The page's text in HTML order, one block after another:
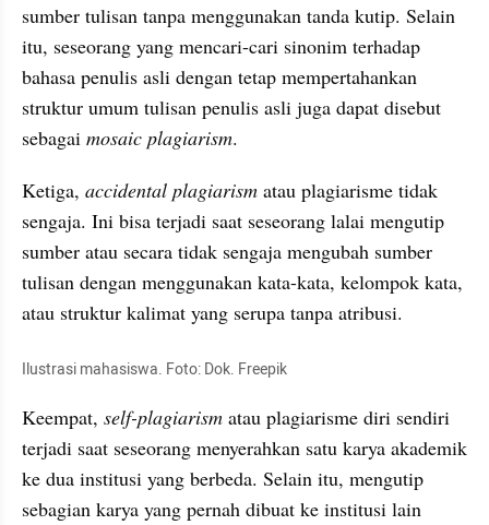
sumber tulisan tanpa menggunakan tanda kutip. Selain
itu, seseorang yang mencari-cari sinonim terhadap
bahasa penulis asli dengan tetap mempertahankan
struktur umum tulisan penulis asli juga dapat disebut
sebagai mosaic plagiarism.
Ketiga, accidental plagiarism atau plagiarisme tidak
sengaja. Ini bisa terjadi saat seseorang lalai mengutip
sumber atau secara tidak sengaja mengubah sumber
tulisan dengan menggunakan kata-kata, kelompok kata,
atau struktur kalimat yang serupa tanpa atribusi.
Ilustrasi mahasiswa. Foto: Dok. Freepik
Keempat, self-plagiarism atau plagiarisme diri sendiri
terjadi saat seseorang menyerahkan satu karya akademik
ke dua institusi yang berbeda. Selain itu, mengutip
sebagian karya yang pernah dibuat ke institusi lain